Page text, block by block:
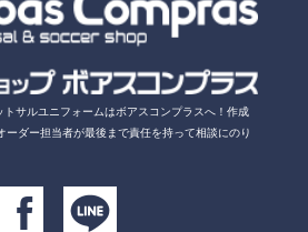
サルユニフォームはボアスコンプラスへ！ 作成
ダー担当者が最後まで責任を持って相談にのり